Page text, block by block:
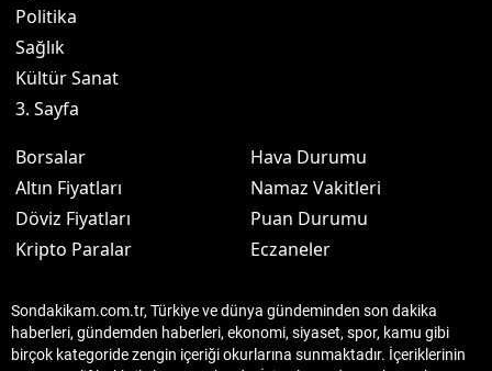
Politika
Sağlık
Kültür Sanat
3. Sayfa
Borsalar
Altın Fiyatları
Döviz Fiyatları
Kripto Paralar
Hava Durumu
Namaz Vakitleri
Puan Durumu
Eczaneler
Sondakikam.com.tr, Türkiye ve dünya gündeminden son dakika
haberleri, gündemden haberleri, ekonomi, siyaset, spor, kamu gibi
birçok kategoride zengin içeriği okurlarına sunmaktadır. İçeriklerinin